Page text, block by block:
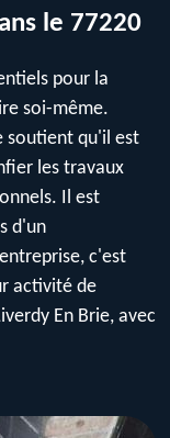
le 77220
pour la
soi-même.
soutient qu'il est
les travaux
Il est
d'un
c'est
activité de
En Brie, avec